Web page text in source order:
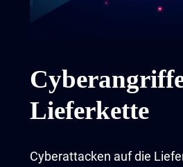
Lieferkette
Cyberattacken auf die